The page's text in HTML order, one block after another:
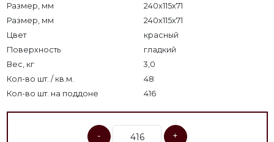
Размер, мм
240x115x71
Размер, мм
240х115х71
Цвет
красный
Поверхность
гладкий
Вес, кг
3,0
Кол-во шт. / кв.м.
48
Кол-во шт. на поддоне
416
- +